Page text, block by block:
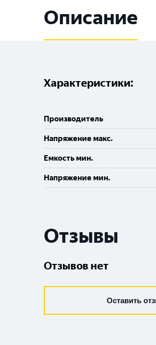
Описание
Характеристики:
Производитель
Напряжение макс.
Емкость мин.
Напряжение мин.
Отзывы
Отзывов нет
Оставить